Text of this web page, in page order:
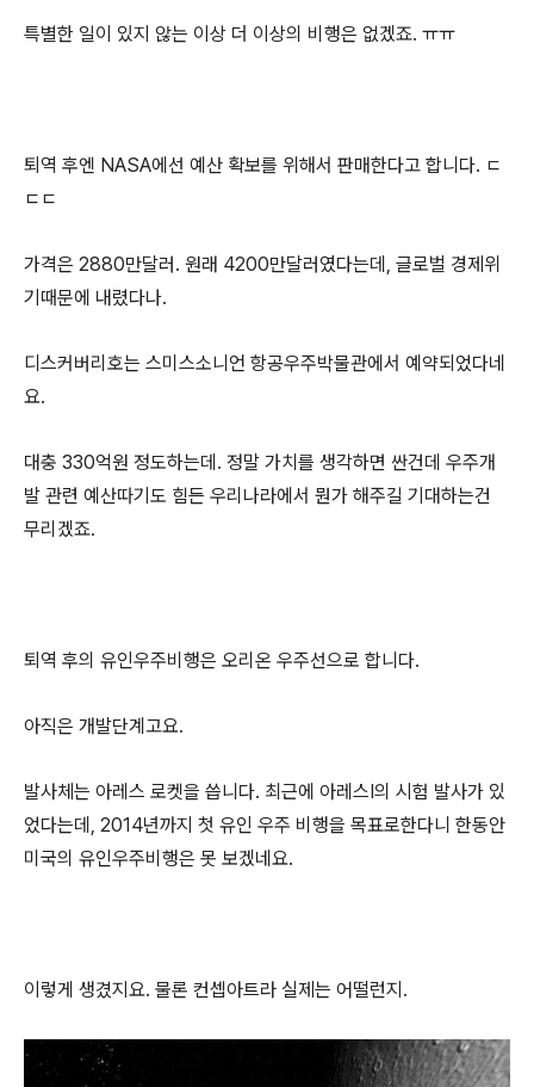
특별한 일이 있지 않는 이상 더 이상의 비행은 없겠죠. ㅠㅠ
퇴역 후엔 NASA에선 예산 확보를 위해서 판매한다고 합니다. ㄷ
ㄷㄷ
가격은 2880만달러. 원래 4200만달러였다는데, 글로벌 경제위
기때문에 내렸다나.
디스커버리호는 스미스소니언 항공우주박물관에서 예약되었다네
요.
대충 330억원 정도하는데. 정말 가치를 생각하면 싼건데 우주개
발 관련 예산따기도 힘든 우리나라에서 뭔가 해주길 기대하는건
무리겠죠.
퇴역 후의 유인우주비행은 오리온 우주선으로 합니다.
아직은 개발단계고요.
발사체는 아레스 로켓을 씁니다. 최근에 아레스Ⅰ의 시험 발사가 있
었다는데, 2014년까지 첫 유인 우주 비행을 목표로한다니 한동안
미국의 유인우주비행은 못 보겠네요.
이렇게 생겼지요. 물론 컨셉아트라 실제는 어떨런지.